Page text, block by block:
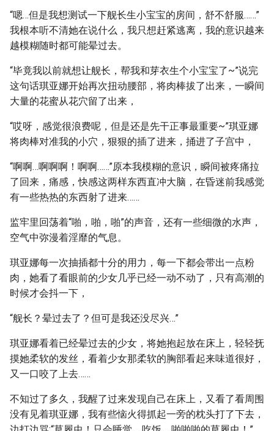
“嗯…但是我想测试一下舰长生小宝宝的房间，舒不舒服……”
我根本听不清她在说什么，我只想赶紧逃离，我的意识越来
越模糊随时都可能晕过去。
“毕竟我以前就想让舰长，帮我和芽衣生个小宝宝了~”说完
这句话琪亚娜开始再次扭动腰部，将肉棒拔了出来，一瞬间
大量的花蜜从花穴留了出来，
“哎呀，感觉很浪费呢，但是还是先干正事最重要~”琪亚娜
将肉棒对准我的小穴，狠狠的插了进来，捅进了子宫中，
“啊啊…啊啊啊！啊啊……”原本我模糊的意识，瞬间被疼痛拉
了回来，痛感，快感这两样东西直冲大脑，在昏迷前我感觉
有一些热热的东西射了进来……
监牢里回荡着“啪，啪，啪”的声音，还有一些细微的水声，
空气中弥漫着淫靡的气息。
琪亚娜每一次抽插都十分的用力，每一下都会带出一点粉
肉，她看了看眼前的少女几乎已经一动不动了，只有高潮的
时候才会抖一下，
“舰长？晕过去了？但可是我还没尽兴…”
琪亚娜看着已经晕过去的少女，将她抱起放在床上，轻轻抚
摸她柔软的发丝，看着少女那柔软的胸部看起来味道很好，
又一口咬了上去……
不知过了多久，我醒了过来发现自己在床上，又看了看周围
没有见着琪亚娜，我有些恼火得抓起一旁的枕头打了下去，